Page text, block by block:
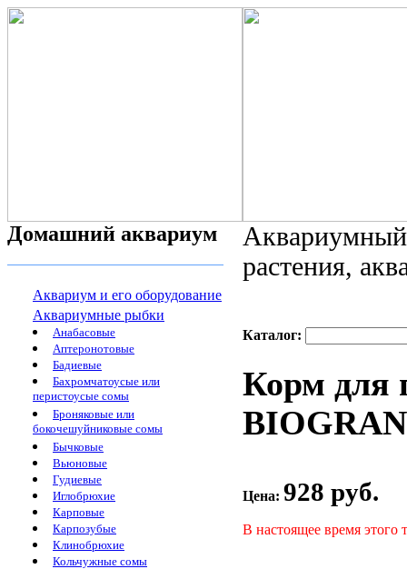
Домашний аквариум
Аквариум и его оборудование
Аквариумные рыбки
Анабасовые
Аптеронотовые
Бадиевые
Бахромчатоусые или
перистоусые сомы
Броняковые или
бокочешуйниковые сомы
Бычковые
Вьюновые
Гудиевые
Иглобрюхие
Карповые
Карпозубые
Клинобрюхие
Кольчужные сомы
растения,
Каталог:
Корм для
Цена: 928 руб.
В настоящее время этого